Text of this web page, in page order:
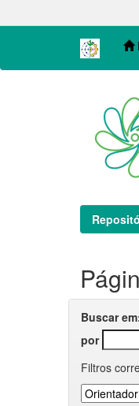
navigation
Buscar
por
Filtros